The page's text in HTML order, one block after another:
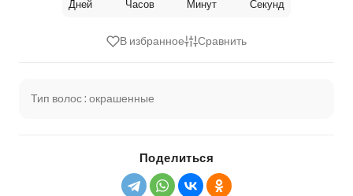
Дней Часов Минут Секунд
В избранное Сравнить
Тип волос : окрашенные
Поделиться